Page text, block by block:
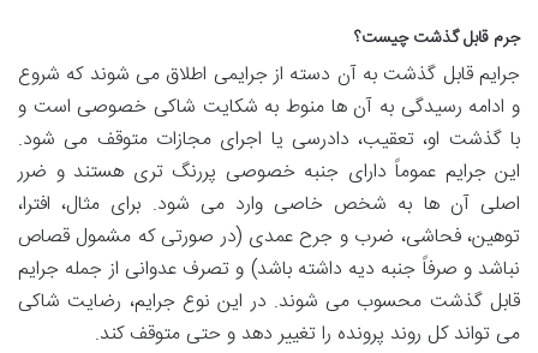
جرم قابل گذشت چیست؟
جرایم قابل گذشت به آن دسته از جرایمی اطلاق می شوند که شروع
و ادامه رسیدگی به آن ها منوط به شکایت شاکی خصوصی است و
با گذشت او، تعقیب، دادرسی یا اجرای مجازات متوقف می شود.
این جرایم عموماً دارای جنبه خصوصی پررنگ تری هستند و ضرر
اصلی آن ها به شخص خاصی وارد می شود. برای مثال، افترا،
توهین، فحاشی، ضرب و جرح عمدی (در صورتی که مشمول قصاص
نباشد و صرفاً جنبه دیه داشته باشد) و تصرف عدوانی از جمله جرایم
قابل گذشت محسوب می شوند. در این نوع جرایم، رضایت شاکی
می تواند کل روند پرونده را تغییر دهد و حتی متوقف کند.